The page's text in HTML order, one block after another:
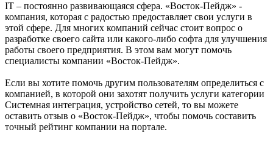
IT – постоянно развивающаяся сфера. «Восток-Пейдж» -
компания, которая с радостью предоставляет свои услуги в
этой сфере. Для многих компаний сейчас стоит вопрос о
разработке своего сайта или какого-либо софта для улучшения
работы своего предприятия. В этом вам могут помочь
специалисты компании «Восток-Пейдж».
Если вы хотите помочь другим пользователям определиться с
компанией, в которой они захотят получить услуги категории
Системная интеграция, устройство сетей, то вы можете
оставить отзыв о «Восток-Пейдж», чтобы помочь составить
точный рейтинг компании на портале.